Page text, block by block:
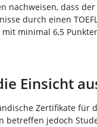
nachweisen, dass
durch einen
minimal 6,5
Einsicht
Zertifikate
jedoch